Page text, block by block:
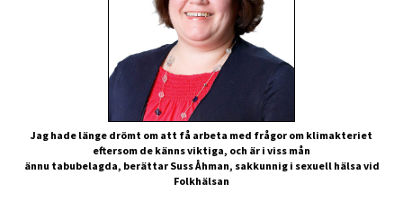
Jag hade länge drömt om att få arbeta med frågor om klimakteriet
eftersom de känns viktiga, och är i viss mån
ännu tabubelagda, berättar Suss Åhman, sakkunnig i sexuell hälsa vid
Folkhälsan